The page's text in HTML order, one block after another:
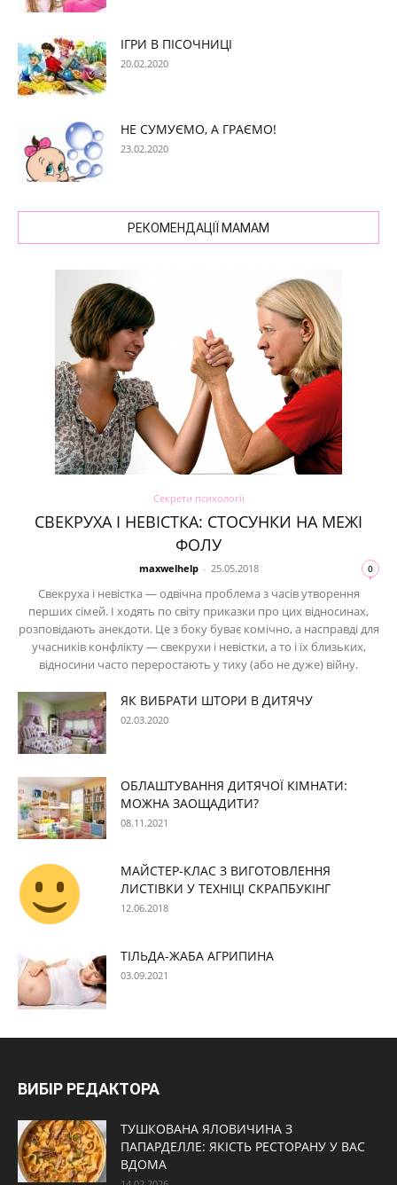
ІГРИ В ПІСОЧНИЦІ
20.02.2020
НЕ СУМУЄМО, А ГРАЄМО!
23.02.2020
РЕКОМЕНДАЦІЇ МАМАМ
Секрети психології
СВЕКРУХА І НЕВІСТКА: СТОСУНКИ НА МЕЖІ
ФОЛУ
maxwelhelp - 25.05.2018 0
Свекруха і невістка — одвічна проблема з часів утворення
перших сімей. І ходять по світу приказки про цих відносинах,
розповідають анекдоти. Це з боку буває комічно, а насправді для
учасників конфлікту — свекрухи і невістки, а то і їх близьких,
відносини часто переростають у тиху (або не дуже) війну.
ЯК ВИБРАТИ ШТОРИ В ДИТЯЧУ
02.03.2020
ОБЛАШТУВАННЯ ДИТЯЧОЇ КІМНАТИ:
МОЖНА ЗАОЩАДИТИ?
08.11.2021
МАЙСТЕР-КЛАС З ВИГОТОВЛЕННЯ
ЛИСТІВКИ У ТЕХНІЦІ СКРАПБУКІНГ
12.06.2018
ТІЛЬДА-ЖАБА АГРИПИНА
03.09.2021
ВИБІР РЕДАКТОРА
ТУШКОВАНА ЯЛОВИЧИНА З
ПАПАРДЕЛЛЕ: ЯКІСТЬ РЕСТОРАНУ У ВАС
ВДОМА